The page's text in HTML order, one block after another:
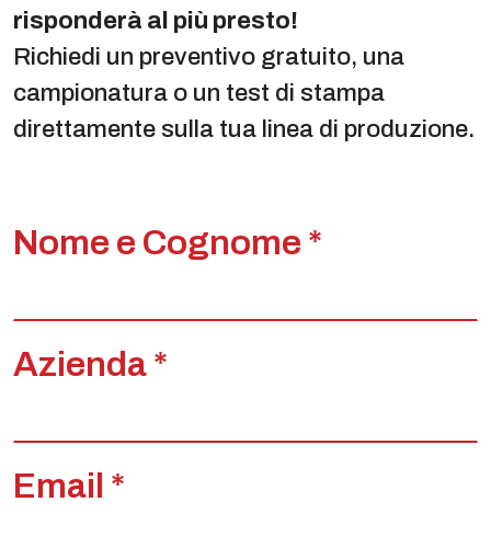
risponderà al più presto!
Richiedi un preventivo gratuito, una
campionatura o un test di stampa
direttamente sulla tua linea di produzione.
Nome e Cognome *
Azienda *
Email *